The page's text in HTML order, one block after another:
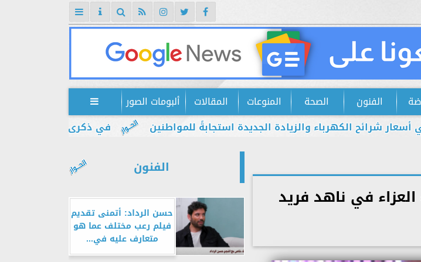
الفنون الصحة المنوعات المقالات ألبومات الصور

في ذكرى يوليو.. إبراهيم
الكهرباء والزيادة الجديدة استجابةً للمواطنين
في ناهد فريد
الفنون
حسن الرداد: أتمنى تقديم
فيلم رعب مختلف عما هو
متعارف عليه في...